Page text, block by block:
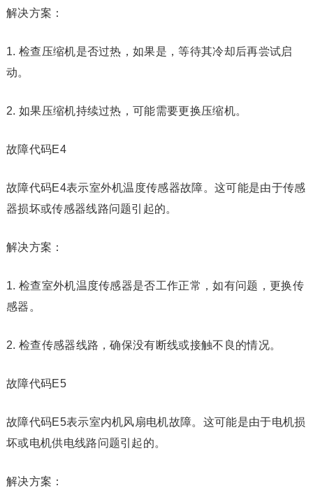
解决方案：
1. 检查压缩机是否过热，如果是，等待其冷却后再尝试启
动。
2. 如果压缩机持续过热，可能需要更换压缩机。
故障代码E4
故障代码E4表示室外机温度传感器故障。这可能是由于传感
器损坏或传感器线路问题引起的。
解决方案：
1. 检查室外机温度传感器是否工作正常，如有问题，更换传
感器。
2. 检查传感器线路，确保没有断线或接触不良的情况。
故障代码E5
故障代码E5表示室内机风扇电机故障。这可能是由于电机损
坏或电机供电线路问题引起的。
解决方案：